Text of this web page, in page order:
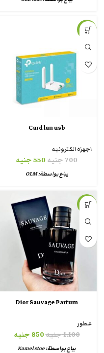
-21%
Card lan usb
اجهزه الكترونيه
700جنيه550جنيه
يباع بواسطة:OLM
-23%
Dior Sauvage Parfum
عطور
1.100جنيه850 جنيه
يباع بواسطة:Kamel stoe